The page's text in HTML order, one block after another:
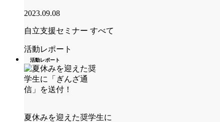
2023.09.08
自立支援セミナー すべて
活動レポート
活動レポート
夏休みを迎えた奨学生に